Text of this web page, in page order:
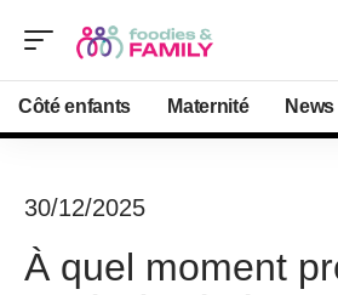
Côté enfants Maternité News
30/12/2025
À quel moment